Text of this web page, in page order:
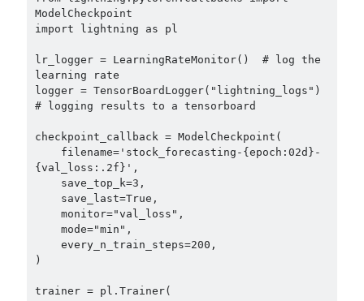
ModelCheckpoint
import lightning as pl
lr_logger = LearningRateMonitor()  # log the
learning rate
logger = TensorBoardLogger("lightning_logs")
# logging results to a tensorboard
checkpoint_callback = ModelCheckpoint(
{val_loss:.2f}',
)
trainer = pl.Trainer(